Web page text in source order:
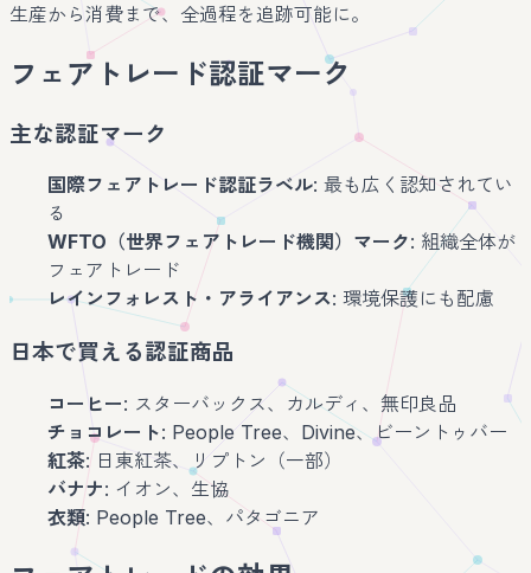
生産から消費まで、全過程を追跡可能に。
フェアトレード認証マーク
主な認証マーク
国際フェアトレード認証ラベル: 最も広く認知されてい
る
WFTO（世界フェアトレード機関）マーク: 組織全体が
フェアトレード
レインフォレスト・アライアンス: 環境保護にも配慮
日本で買える認証商品
コーヒー: スターバックス、カルディ、無印良品
チョコレート: People Tree、Divine、ビーントゥバー
紅茶: 日東紅茶、リプトン（一部）
バナナ: イオン、生協
衣類: People Tree、パタゴニア